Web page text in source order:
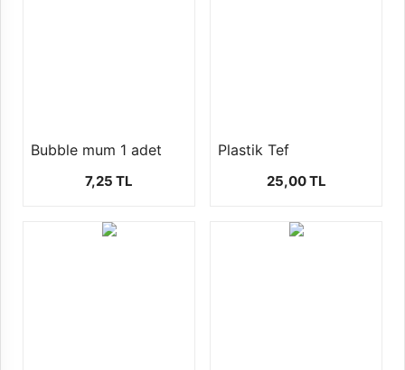
Bubble mum 1 adet
7,25 TL
Plastik Tef
25,00 TL